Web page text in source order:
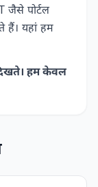
जैसे पोर्टल
हैं। यहां हम
हम केवल